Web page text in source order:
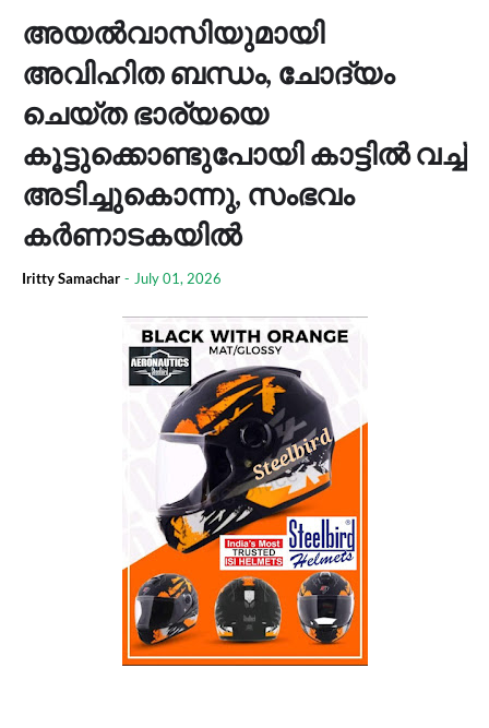
അയൽവാസിയുമായി
അവിഹിത ബന്ധം, ചോദ്യം
ചെയ്ത ഭാര്യയെ
കൂട്ടുക്കൊണ്ടുപോയി കാട്ടിൽ വച്ച്
അടിച്ചുകൊന്നു, സംഭവം
കര്‍ണാടകയിൽ
Iritty Samachar - July 01, 2026